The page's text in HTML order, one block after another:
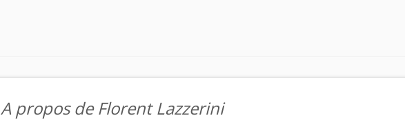
A propos de Florent Lazzerini